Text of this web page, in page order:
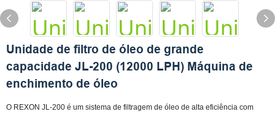
Unidade de filtro de óleo de grande
capacidade JL-200 (12000 LPH) Máquina de
enchimento de óleo
O REXON JL-200 é um sistema de filtragem de óleo de alta eficiência com